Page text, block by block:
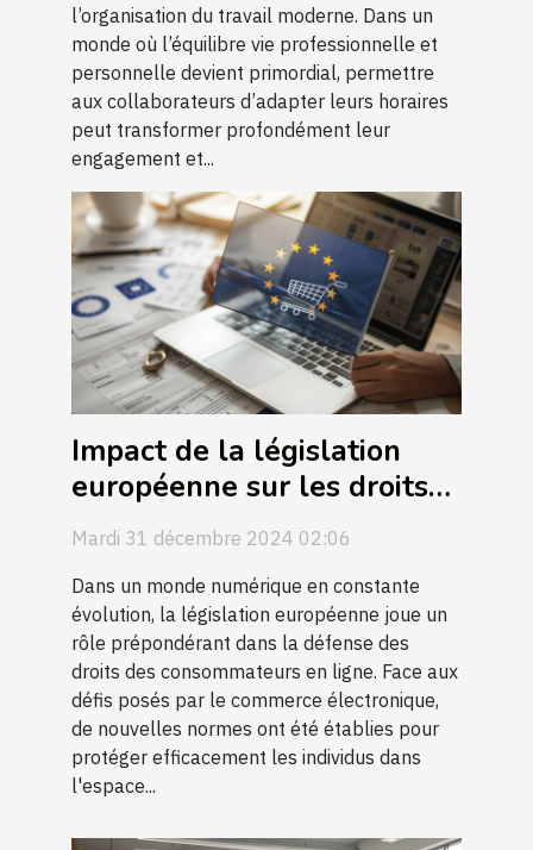
l’organisation du travail moderne. Dans un
monde où l’équilibre vie professionnelle et
personnelle devient primordial, permettre
aux collaborateurs d’adapter leurs horaires
peut transformer profondément leur
engagement et...
Impact de la législation
européenne sur les droits
des consommateurs en
ligne
Mardi 31 décembre 2024 02:06
Dans un monde numérique en constante
évolution, la législation européenne joue un
rôle prépondérant dans la défense des
droits des consommateurs en ligne. Face aux
défis posés par le commerce électronique,
de nouvelles normes ont été établies pour
protéger efficacement les individus dans
l'espace...